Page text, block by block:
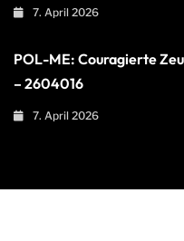
7. April 2026
POL-ME: Couragierte
– 2604016
7. April 2026